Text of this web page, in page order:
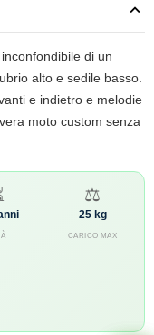
di un
alto e sedile basso.
e indietro e melodie
moto custom senza
⚖
25 kg
CARICO MAX